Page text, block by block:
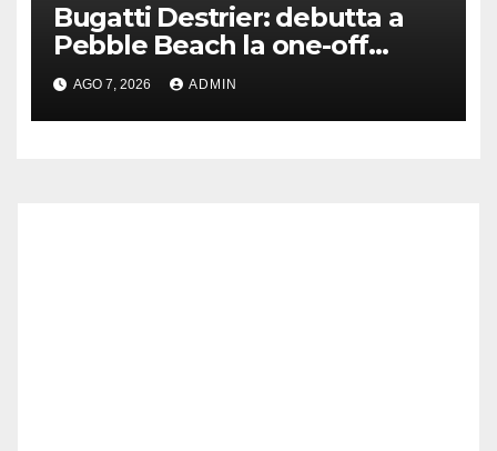
Bugatti Destrier: debutta a
Pebble Beach la one-off
derivata dalla Bolide
AGO 7, 2026 ADMIN